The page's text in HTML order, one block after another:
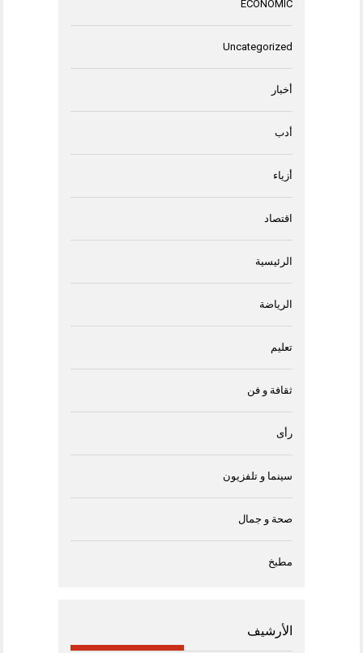
ECONOMIC
Uncategorized
أخبار
أدب
أزياء
اقتصاد
الرئيسية
الرياضة
تعليم
ثقافة و فن
رأى
سينما و تلفزيون
صحة و جمال
مطبخ
الأرشيف